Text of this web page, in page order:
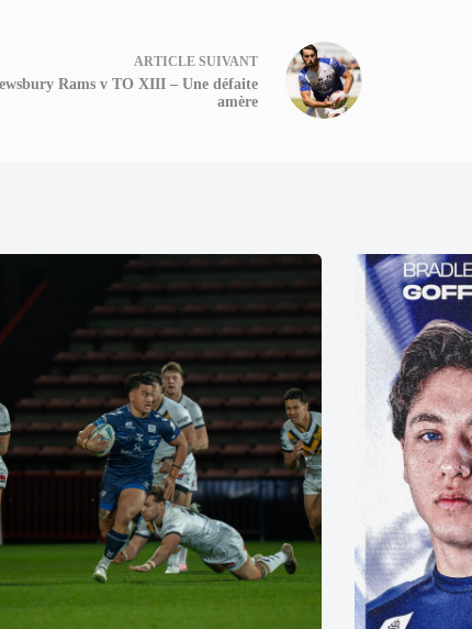
ARTICLESUIVANT
Rams v TO XIII – Une défaite
amère